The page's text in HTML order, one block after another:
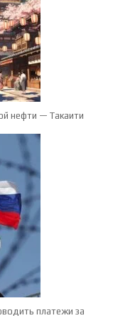
нефти — Такаити
платежи за